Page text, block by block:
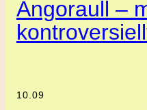
Angoraull –
10.09